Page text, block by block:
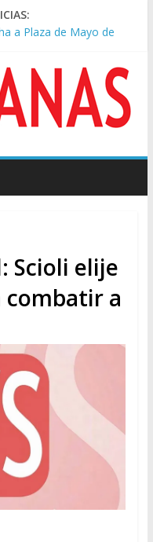
a Plaza de Mayo de
histórico representante
privada, Bullrich
“ficción judicial” el
un tren y un
Scioli elije
combatir a